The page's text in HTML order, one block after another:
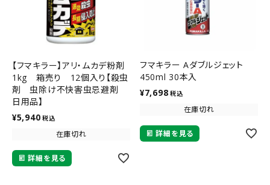
【フマキラー】アリ・ムカデ粉剤
1kg 箱売り 12個入り【殺虫
剤 虫除け不快害虫忌避剤
日用品】
¥5,940 税込
在庫切れ
詳細を見る
フマキラー Aダブルジェット
450ml 30本入
¥7,698 税込
在庫切れ
詳細を見る